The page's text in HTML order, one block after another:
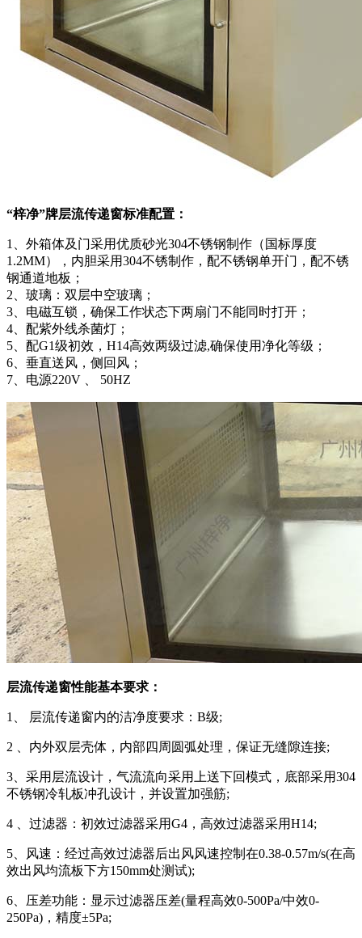
“梓净”牌层流传递窗标准配置：
1、外箱体及门采用优质砂光304不锈钢制作（国标厚度
1.2MM），内胆采用304不锈制作，配不锈钢单开门，配不锈
钢通道地板；
2、玻璃：双层中空玻璃；
3、电磁互锁，确保工作状态下两扇门不能同时打开；
4、配紫外线杀菌灯；
5、配G1级初效，H14高效两级过滤,确保使用净化等级；
6、垂直送风，侧回风；
7、电源220V 、 50HZ
层流传递窗性能基本要求：
1、 层流传递窗内的洁净度要求：B级;
2 、内外双层壳体，内部四周圆弧处理，保证无缝隙连接;
3、采用层流设计，气流流向采用上送下回模式，底部采用304
不锈钢冷轧板冲孔设计，并设置加强筋;
4 、过滤器：初效过滤器采用G4，高效过滤器采用H14;
5、风速：经过高效过滤器后出风风速控制在0.38-0.57m/s(在高
效出风均流板下方150mm处测试);
6、压差功能：显示过滤器压差(量程高效0-500Pa/中效0-
250Pa)，精度±5Pa;